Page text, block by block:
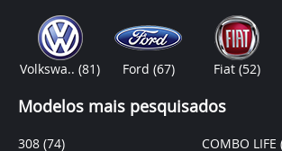
Volkswa..(81) Ford (67) Fiat (52)
Modelos mais pesquisados
308 (74) COMBO LIFE